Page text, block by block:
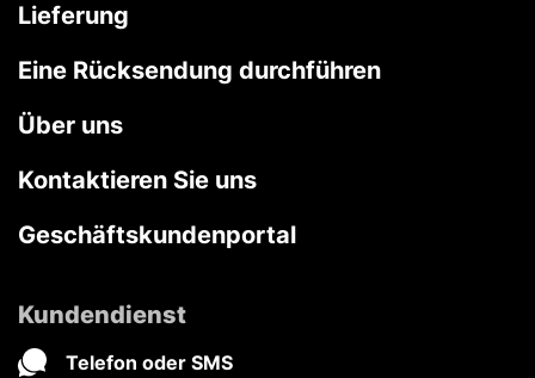
Lieferung
Eine Rücksendung durchführen
Über uns
Kontaktieren Sie uns
Geschäftskundenportal
Kundendienst
Telefon oder SMS